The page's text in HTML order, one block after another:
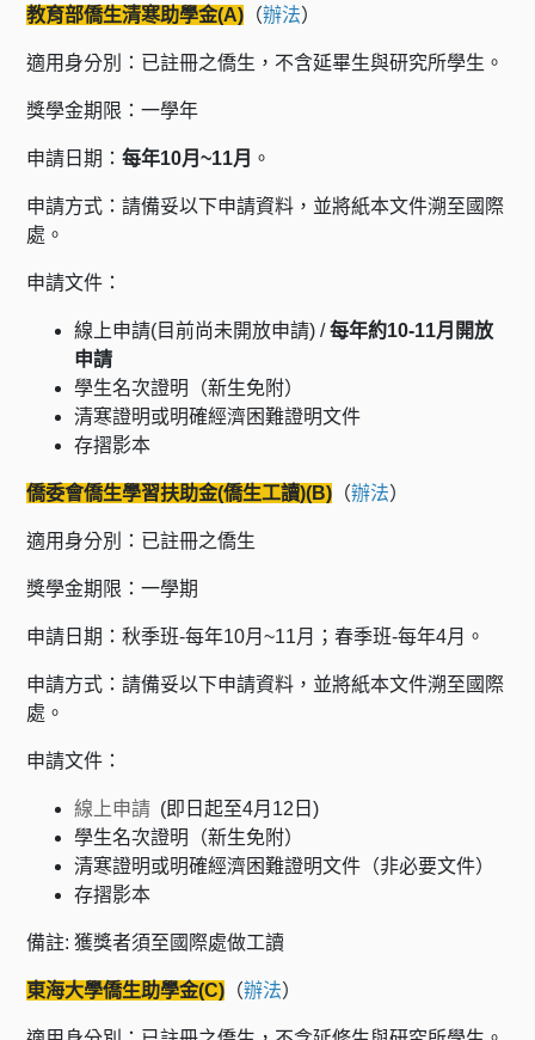
教育部僑生清寒助學金(A) （辦法）
適用身分別：已註冊之僑生，不含延畢生與研究所學生。
獎學金期限：一學年
申請日期：每年10月~11月 。
申請方式：請備妥以下申請資料，並將紙本文件溯至國際
處。
申請文件：
線上申請(目前尚未開放申請) /每年約10-11月開放
申請
學生名次證明（新生免附）
清寒證明或明確經濟困難證明文件
存摺影本
僑委會僑生學習扶助金(僑生工讀)(B) （辦法）
適用身分別：已註冊之僑生
獎學金期限：一學期
申請日期：秋季班-每年10月~11月；春季班-每年4月。
申請方式：請備妥以下申請資料，並將紙本文件溯至國際
處。
申請文件：
線上申請 (即日起至4月12日)
學生名次證明（新生免附）
清寒證明或明確經濟困難證明文件（非必要文件）
存摺影本
備註: 獲獎者須至國際處做工讀
東海大學僑生助學金(C) （辦法）